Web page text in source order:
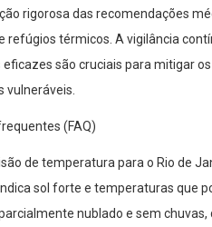
rigorosa das recomendações
refúgios térmicos. A vigilância
são cruciais para mitigar
vulneráveis.
(FAQ)
de temperatura para o Rio de
sol forte e temperaturas que
nublado e sem